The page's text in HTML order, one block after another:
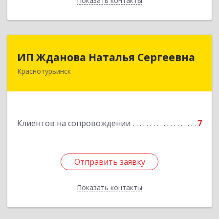
ИП Жданова Наталья Сергеевна
Краснотурьинск
Клиентов на сопровождении 7
Отправить заявку
Показать контакты
Отправить заявку
Назад